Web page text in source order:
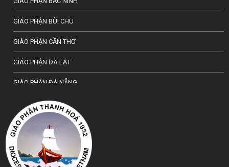
GIÁO PHẬN BÙI CHU
GIÁO PHẬN CẦN THƠ
GIÁO PHẬN ĐÀ LẠT
GIÁO PHẬN ĐÀ NẴNG
TỔNG GIÁO PHẬN HÀ NỘI
GIÁO PHẬN HẢI PHÒNG
TỔNG GIÁO PHẬN HUẾ
GIÁO PHẬN HƯNG HOÁ